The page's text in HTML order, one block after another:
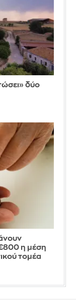
δύο
η μέση
τομέα